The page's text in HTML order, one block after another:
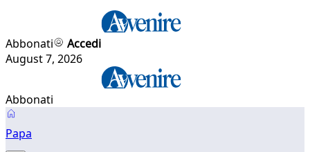
Abbonati
Accedi
August 7, 2026
Abbonati
Papa